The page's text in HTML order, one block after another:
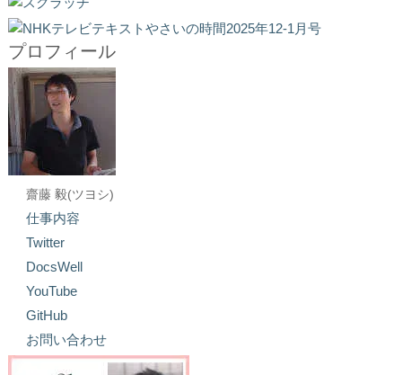
プロフィール
齋藤 毅(ツヨシ)
仕事内容
Twitter
DocsWell
YouTube
GitHub
お問い合わせ